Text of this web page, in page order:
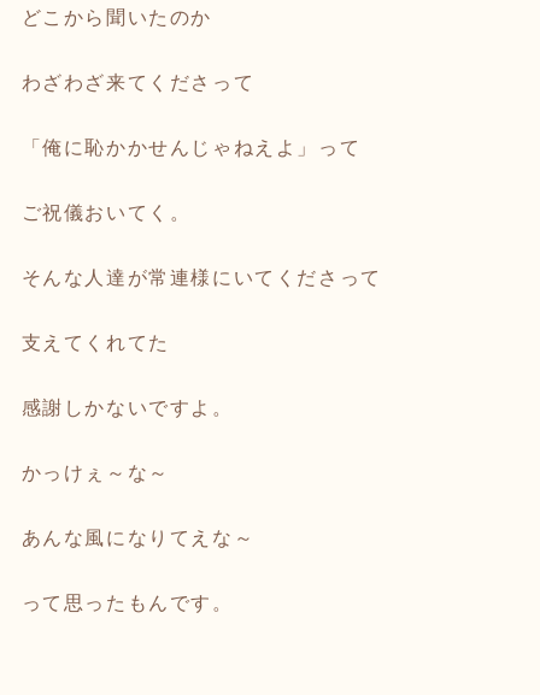
どこから聞いたのか
わざわざ来てくださって
「俺に恥かかせんじゃねえよ」って
ご祝儀おいてく。
そんな人達が常連様にいてくださって
支えてくれてた
感謝しかないですよ。
かっけぇ～な～
あんな風になりてえな～
って思ったもんです。